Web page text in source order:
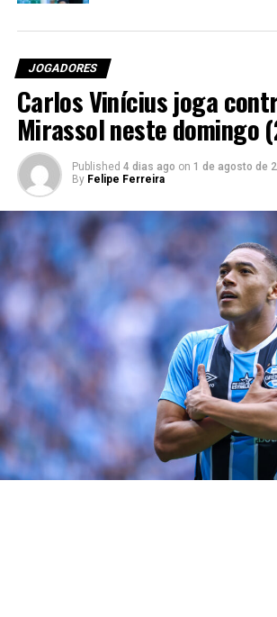
Na reapresentação do elenco, na terça-
teve uma reunião com a direção e a
para esclarecer os acontecimentos
considera o episódio superado e já
ao grupo. Como Cristian Olivera relata
muscular, ele vem realizando atividades
restrições.
Você precisa ver também: Mano
com o retorno de titulares em
Assessor nega intenção
clube
Segundo informações do site GZH,
manifestado o desejo de deixar o
ter perdido espaço. No entanto, sua
mostrou surpresa com a notícia e
totalmente comprometido com o
interesse em permanecer no clube, já
JOGADORES
Carlos Vinícius joga
Mirassol neste domingo
Published 4 dias ago on 1 de agosto de
By Felipe Ferreira